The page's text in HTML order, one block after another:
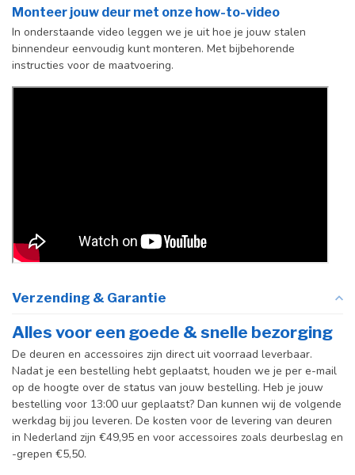
vloerscharnier
(uitsluitend
taatsdeuren)
Monteer jouw deur met onze how-to-video
In onderstaande video leggen we je uit hoe je jouw stalen
binnendeur eenvoudig kunt monteren. Met bijbehorende
instructies voor de maatvoering.
Verzending & Garantie
Alles voor een goede & snelle bezorging
De deuren en accessoires zijn direct uit voorraad leverbaar.
Nadat je een bestelling hebt geplaatst, houden we je per e-mail
op de hoogte over de status van jouw bestelling. Heb je jouw
bestelling voor 13:00 uur geplaatst? Dan kunnen wij de volgende
werkdag bij jou leveren. De kosten voor de levering van deuren
in Nederland zijn €49,95 en voor accessoires zoals deurbeslag en
-grepen €5,50.